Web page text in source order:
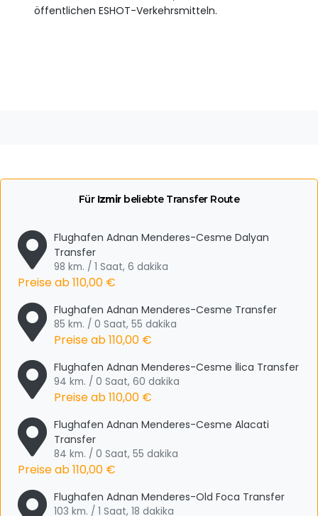
öffentlichen ESHOT-Verkehrsmitteln.
Für Izmirbeliebte Transfer Route
Flughafen Adnan Menderes-Cesme Dalyan
Transfer
98 km. / 1 Saat, 6 dakika
Preise ab110,00 €
Flughafen Adnan Menderes-Cesme Transfer
85 km. / 0 Saat, 55 dakika
Preise ab110,00 €
Flughafen Adnan Menderes-Cesme İlica Transfer
94 km. / 0 Saat, 60 dakika
Preise ab110,00 €
Flughafen Adnan Menderes-Cesme Alacati
Transfer
84 km. / 0 Saat, 55 dakika
Preise ab110,00 €
Flughafen Adnan Menderes-Old Foca Transfer
103 km. / 1 Saat, 18 dakika